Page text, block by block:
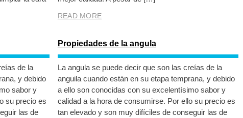
READ MORE
de la
y debido
sabor y
su precio es
las de
Propiedades de la angula
La angula se puede decir que son las creías de la
anguila cuando están en su etapa temprana, y debido
a ello son conocidas con su excelentísimo sabor y
calidad a la hora de consumirse. Por ello su precio es
tan elevado y son muy difíciles de conseguir las de